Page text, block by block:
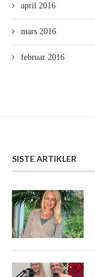
april 2016
mars 2016
februar 2016
SISTE ARTIKLER